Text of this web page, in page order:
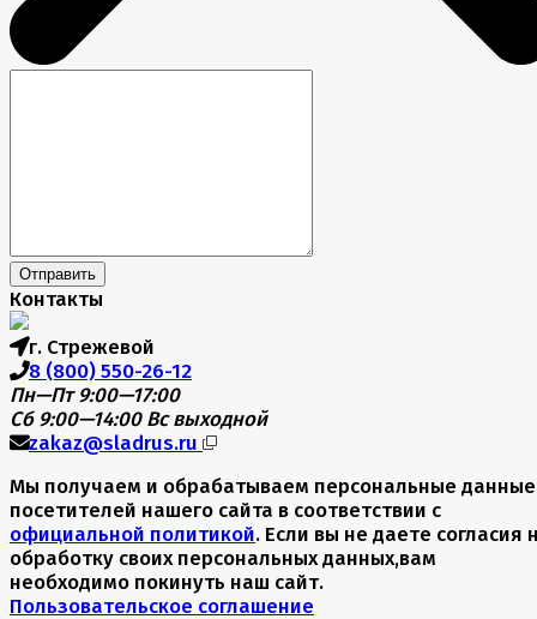
Отправить
Контакты
г. Стрежевой
8 (800) 550-26-12
Пн—Пт 9:00—17:00
Сб 9:00—14:00 Вс выходной
zakaz@sladrus.ru
Мы получаем и обрабатываем персональные данные
посетителей нашего сайта в соответствии с
официальной политикой. Если вы не даете согласия
обработку своих персональных данных,вам
необходимо покинуть наш сайт.
Пользовательское соглашение